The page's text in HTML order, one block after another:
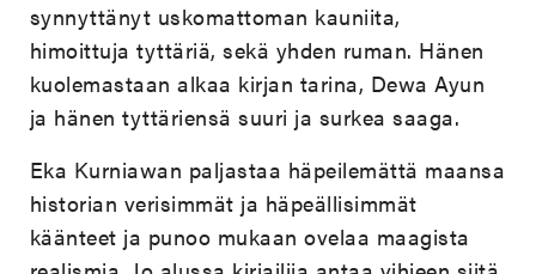
synnyttänyt uskomattoman kauniita,
himoittuja tyttäriä, sekä yhden ruman. Hänen
kuolemastaan alkaa kirjan tarina, Dewa Ayun
ja hänen tyttäriensä suuri ja surkea saaga.
Eka Kurniawan paljastaa häpeilemättä maansa
historian verisimmät ja häpeällisimmät
käänteet ja punoo mukaan ovelaa maagista